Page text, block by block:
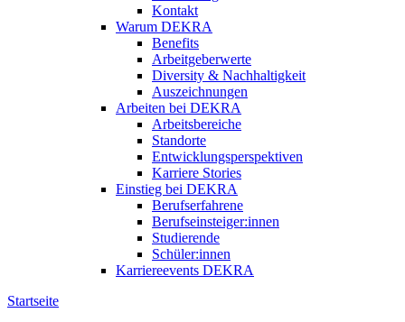
Kontakt
Warum DEKRA
Benefits
Arbeitgeberwerte
Diversity & Nachhaltigkeit
Auszeichnungen
Arbeiten bei DEKRA
Arbeitsbereiche
Standorte
Entwicklungsperspektiven
Karriere Stories
Einstieg bei DEKRA
Berufserfahrene
Berufseinsteiger:innen
Studierende
Schüler:innen
Karriereevents DEKRA
Startseite